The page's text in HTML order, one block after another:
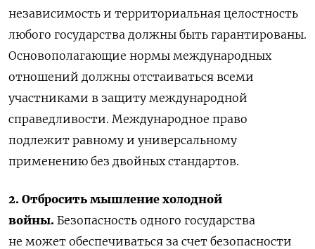
независимость и территориальная целостность
любого государства должны быть гарантированы.
Основополагающие нормы международных
отношений должны отстаиваться всеми
участниками в защиту международной
справедливости. Международное право
подлежит равному и универсальному
применению без двойных стандартов.
2. Отбросить мышление холодной
войны. Безопасность одного государства
не может обеспечиваться за счет безопасности